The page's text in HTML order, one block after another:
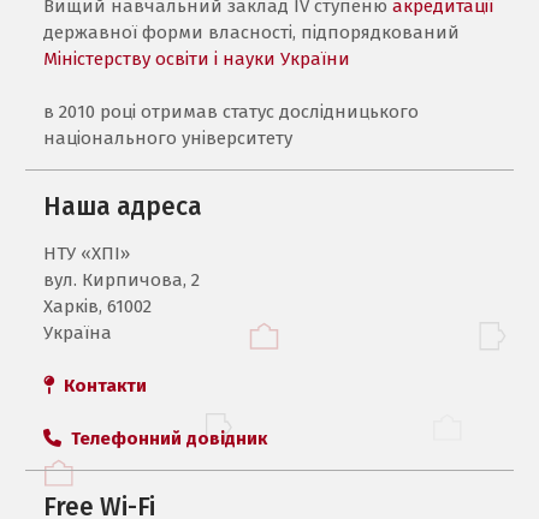
Вищий навчальний заклад IV ступенюакредитації
державної форми власності, підпорядкований
Міністерству освіти і науки України
в 2010 році отримав статус дослідницького
національного університету
Наша адреса
НТУ «ХПI»
вул. Кирпичова, 2
Харків, 61002
Україна
Контакти
Телефонний довідник
Free Wi-Fi